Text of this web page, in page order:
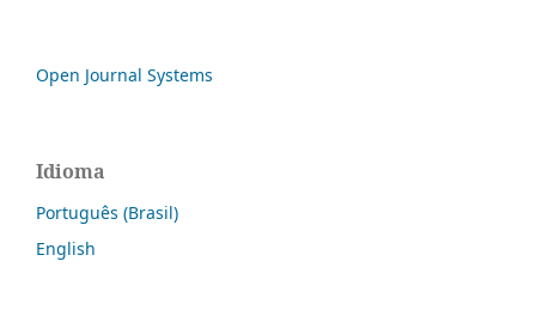
Open Journal Systems
Idioma
Português (Brasil)
English